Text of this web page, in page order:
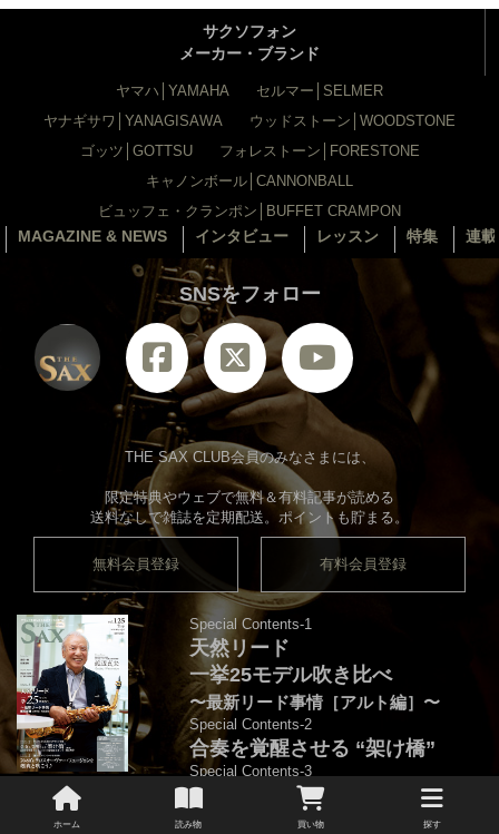
ホーム 読み物 買い物 探す
サクソフォン
メーカー・ブランド
ヤマハ│YAMAHA
セルマー│SELMER
ヤナギサワ│YANAGISAWA
ウッドストーン│WOODSTONE
ゴッツ│GOTTSU
フォレストーン│FORESTONE
キャノンボール│CANNONBALL
ビュッフェ・クランポン│BUFFET CRAMPON
MAGAZINE & NEWS インタビュー レッスン 特集 連
SNSをフォロー
THE SAX CLUB会員のみなさまには、
限定特典やウェブで無料＆有料記事が読める
送料なしで雑誌を定期配送。ポイントも貯まる。
無料会員登録 有料会員登録
Special Contents-1
天然リード
一挙25モデル吹き比べ
〜最新リード事情［アルト編］〜
Special Contents-2
合奏を覚醒させる “架け橋”
Special Contents-3
クロスオーヴァー・